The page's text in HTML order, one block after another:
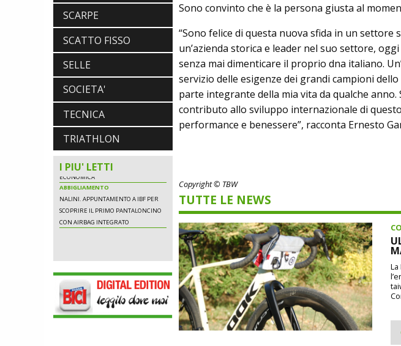
SCARPE
SCATTO FISSO
SELLE
SOCIETA'
TECNICA
TRIATHLON
I PIU' LETTI
SCOPRIRE IL PRIMO PANTALONCINO
CON AIRBAG INTEGRATO
SCARPE
DMT. TADEJ POGACAR, LA MAGLIA
GIALLA E UNA SPECIAL EDITION DELLA
POGI'S SUPERLIGHT
COMPONENTISTICA
AL MANUBRIO LEGGERA ED
ABBIGLIAMENTO
NALINI. APPUNTAMENTO A IBF PER
SCOPRIRE IL PRIMO PANTALONCINO
CON AIRBAG INTEGRATO
POGI'S SUPERLIGHT
COMPONENTISTICA
ULAC. COURSIER JAGER 3L, LA BORSA
AL MANUBRIO LEGGERA ED
Sono convinto che è la persona giusta al
“Sono felice di questa nuova sfida in un settore
un’azienda storica e leader nel suo settore,
senza mai dimenticare il proprio dna italiano.
servizio delle esigenze dei grandi campioni
parte integrante della mia vita da qualche
contributo allo sviluppo internazionale di
performance e benessere”, racconta Ernesto
Copyright © TBW
TUTTE LE NEWS